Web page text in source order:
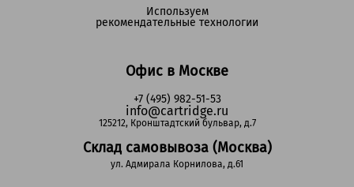
Офис в Москве
+7 (495) 982-51-53
info@cartridge.ru
125212, Кронштадтский бульвар, д.7
Склад самовывоза (Москва)
ул. Адмирала Корнилова, д.61
Используем
рекомендательные технологии